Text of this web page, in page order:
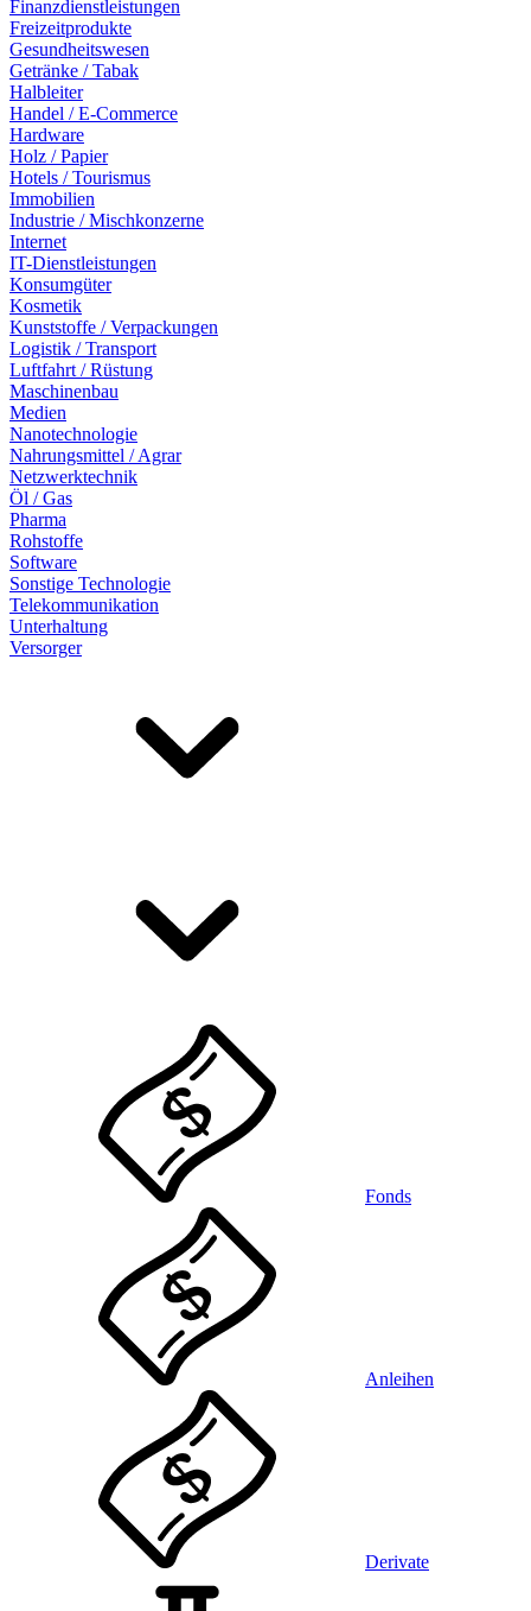
Finanzdienstleistungen
Freizeitprodukte
Gesundheitswesen
Getränke / Tabak
Halbleiter
Handel / E-Commerce
Hardware
Holz / Papier
Hotels / Tourismus
Immobilien
Industrie / Mischkonzerne
Internet
IT-Dienstleistungen
Konsumgüter
Kosmetik
Kunststoffe / Verpackungen
Logistik / Transport
Luftfahrt / Rüstung
Maschinenbau
Medien
Nanotechnologie
Nahrungsmittel / Agrar
Netzwerktechnik
Öl / Gas
Pharma
Rohstoffe
Software
Sonstige Technologie
Telekommunikation
Unterhaltung
Versorger
Fonds
Anleihen
Derivate